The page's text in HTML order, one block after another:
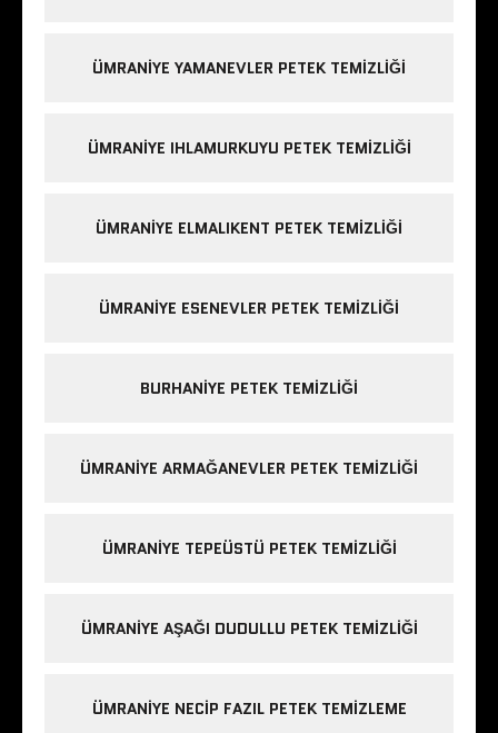
ÜMRANIYE YAMANEVLER PETEK TEMIZLIĞI
ÜMRANIYE IHLAMURKUYU PETEK TEMIZLIĞI
ÜMRANIYE ELMALIKENT PETEK TEMIZLIĞI
ÜMRANIYE ESENEVLER PETEK TEMIZLIĞI
BURHANIYE PETEK TEMIZLIĞI
ÜMRANIYE ARMAĞANEVLER PETEK TEMIZLIĞI
ÜMRANIYE TEPEÜSTÜ PETEK TEMIZLIĞI
ÜMRANIYE AŞAĞI DUDULLU PETEK TEMIZLIĞI
ÜMRANIYE NECIP FAZIL PETEK TEMIZLEME